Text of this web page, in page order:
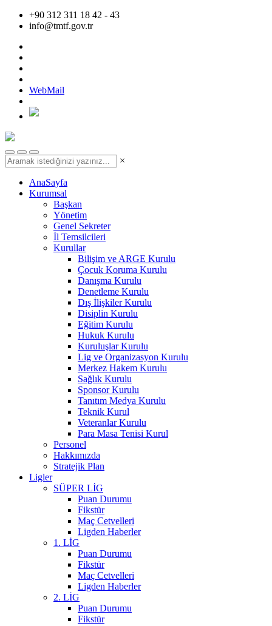
+90 312 311 18 42 - 43
info@tmtf.gov.tr
WebMail
×
AnaSayfa
Kurumsal
Başkan
Yönetim
Genel Sekreter
İl Temsilcileri
Kurullar
Bilişim ve ARGE Kurulu
Çocuk Koruma Kurulu
Danışma Kurulu
Denetleme Kurulu
Dış İlişkiler Kurulu
Disiplin Kurulu
Eğitim Kurulu
Hukuk Kurulu
Kuruluşlar Kurulu
Lig ve Organizasyon Kurulu
Merkez Hakem Kurulu
Sağlık Kurulu
Sponsor Kurulu
Tanıtım Medya Kurulu
Teknik Kurul
Veteranlar Kurulu
Para Masa Tenisi Kurul
Personel
Hakkımızda
Stratejik Plan
Ligler
SÜPER LİG
Puan Durumu
Fikstür
Maç Cetvelleri
Ligden Haberler
1. LİG
Puan Durumu
Fikstür
Maç Cetvelleri
Ligden Haberler
2. LİG
Puan Durumu
Fikstür